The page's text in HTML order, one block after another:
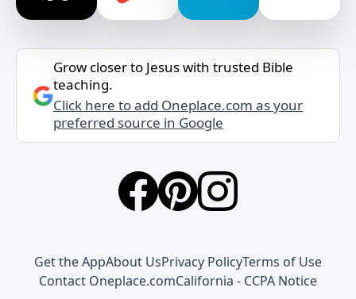
Grow closer to Jesus with trusted Bible
teaching.
Click here to add Oneplace.com as your
preferred source in Google
Get the AppAbout UsPrivacy PolicyTerms of Use
Contact Oneplace.comCalifornia - CCPA Notice